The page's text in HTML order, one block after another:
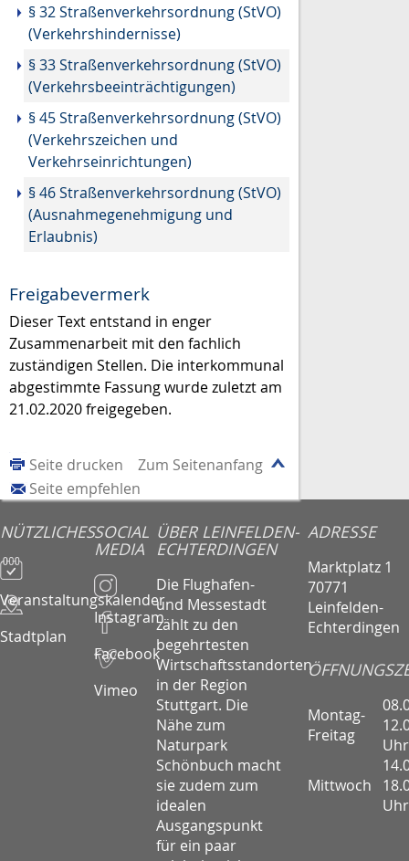
§ 32 Straßenverkehrsordnung (StVO)
(Verkehrshindernisse)
§ 33 Straßenverkehrsordnung (StVO)
(Verkehrsbeeinträchtigungen)
§ 45 Straßenverkehrsordnung (StVO)
(Verkehrszeichen und
Verkehrseinrichtungen)
§ 46 Straßenverkehrsordnung (StVO)
(Ausnahmegenehmigung und
Erlaubnis)
Freigabevermerk
Dieser Text entstand in enger
Zusammenarbeit mit den fachlich
zuständigen Stellen. Die interkommunal
abgestimmte Fassung wurde zuletzt am
21.02.2020 freigegeben.
Zum Seitenanfang
Seite drucken
Seite empfehlen
NÜTZLICHES
Veranstaltungskalender
Stadtplan
SOCIAL
MEDIA
Instagram
Facebook
Vimeo
ÜBER LEINFELDEN-
ECHTERDINGEN
Die Flughafen-
und Messestadt
zählt zu den
begehrtesten
Wirtschaftsstandorten
in der Region
Stuttgart. Die
Nähe zum
Naturpark
Schönbuch macht
sie zudem zum
idealen
Ausgangspunkt
für ein paar
ADRESSE
Marktplatz 1
70771
Leinfelden-
Echterdingen
Montag-
Freitag
Uhr
Mittwoch
Uhr